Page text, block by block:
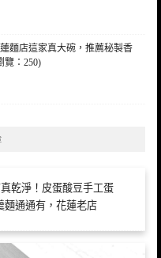
麵店這家真大碗，推薦秘製香
覽：250)
乾淨！皮蛋酸豆手工蛋
麵通通有，花蓮老店